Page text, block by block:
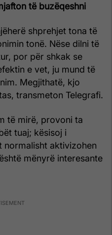
të buzëqeshni
shprehjet tona të
tonë. Nëse dilni të
por për shkak se
e vet, ju mund të
Megjithatë, kjo
transmeton Telegrafi.
të mirë, provoni ta
tuaj; kësisoj i
normalisht aktivizohen
mënyrë interesante